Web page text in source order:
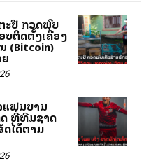
ະປື ກວດພົບ
ບຕິດຕັ້ງເຄື່ອງ
(Bitcoin)
ຈແຟນບານ
ດ ທີ່ທີມຊາດ
ດໄດ້ຕາມ